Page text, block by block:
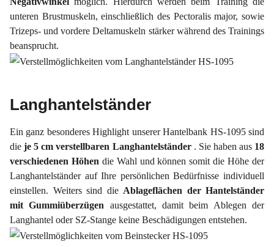
unteren Brustmuskeln, einschließlich des Pectoralis major, sowie
Trizeps- und vordere Deltamuskeln stärker während des Trainings
beansprucht.
Langhantelständer
Ein ganz besonderes Highlight unserer Hantelbank HS-1095 sind
dieje 5 cm verstellbaren Langhantelständer . Sie haben aus 18
verschiedenen Höhen die Wahl und können somit die Höhe der
Langhantelständer auf Ihre persönlichen Bedürfnisse individuell
einstellen. Weiters sind die Ablageflächen der Hantelständer
mit Gummiüberzügen ausgestattet, damit beim Ablegen der
Langhantel oder SZ-Stange keine Beschädigungen entstehen.